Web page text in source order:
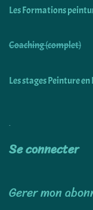
Les Formations
Coaching (complet)
Les stages Peinture
Se connecter
Gerer mon